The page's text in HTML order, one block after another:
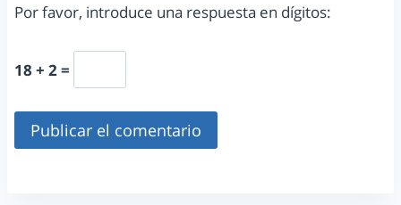
Por favor, introduce una respuesta en dígitos:
18 + 2 =